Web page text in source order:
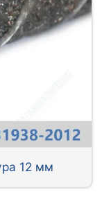
12 мм